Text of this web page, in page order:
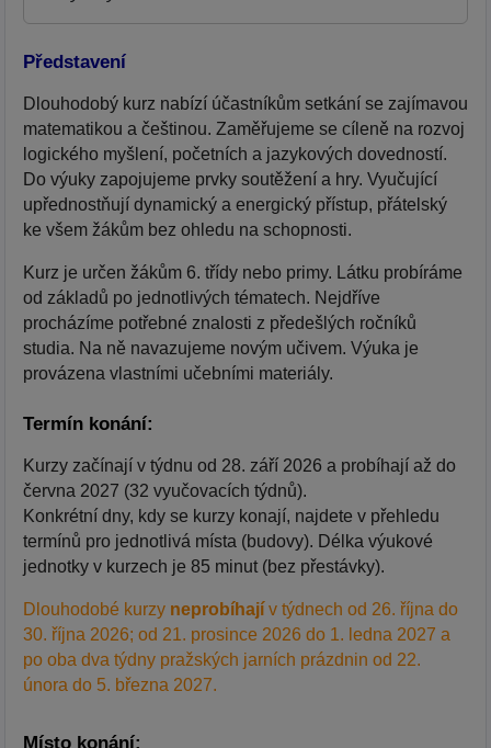
Představení
Dlouhodobý kurz nabízí účastníkům setkání se zajímavou
matematikou a češtinou. Zaměřujeme se cíleně na rozvoj
logického myšlení, početních a jazykových dovedností.
Do výuky zapojujeme prvky soutěžení a hry. Vyučující
upřednostňují dynamický a energický přístup, přátelský
ke všem žákům bez ohledu na schopnosti.
Kurz je určen žákům 6. třídy nebo primy. Látku probíráme
od základů po jednotlivých tématech. Nejdříve
procházíme potřebné znalosti z předešlých ročníků
studia. Na ně navazujeme novým učivem. Výuka je
provázena vlastními učebními materiály.
Termín konání:
Kurzy začínají v týdnu od 28. září 2026 a probíhají až do
června 2027 (32 vyučovacích týdnů).
Konkrétní dny, kdy se kurzy konají, najdete v přehledu
termínů pro jednotlivá místa (budovy). Délka výukové
jednotky v kurzech je 85 minut (bez přestávky).
Dlouhodobé kurzy neprobíhají v týdnech od 26. října do
30. října 2026; od 21. prosince 2026 do 1. ledna 2027 a
po oba dva týdny pražských jarních prázdnin od 22.
února do 5. března 2027.
Místo konání: